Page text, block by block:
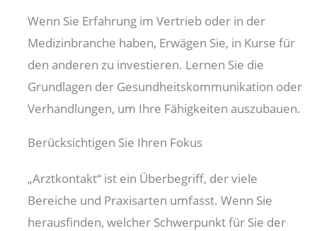
Wenn Sie Erfahrung im Vertrieb oder in der
Medizinbranche haben, Erwägen Sie, in Kurse für
den anderen zu investieren. Lernen Sie die
Grundlagen der Gesundheitskommunikation oder
Verhandlungen, um Ihre Fähigkeiten auszubauen.
Berücksichtigen Sie Ihren Fokus
„Arztkontakt“ ist ein Überbegriff, der viele
Bereiche und Praxisarten umfasst. Wenn Sie
herausfinden, welcher Schwerpunkt für Sie der